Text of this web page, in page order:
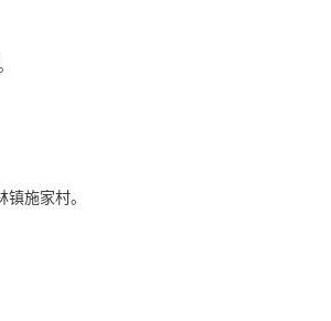
镇施家村。